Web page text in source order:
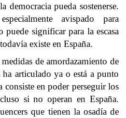
democracia pueda sostenerse.
avispado para
puede significar para la escasa
existe en España.
de amordazamiento de
ha articulado ya o está a punto
consiste en poder perseguir los
si no operan en España.
que tienen la osadía de